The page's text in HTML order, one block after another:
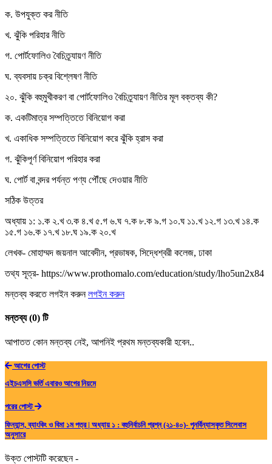
ক. উপযুক্ত কর নীতি
খ. ঝুঁকি পরিহার নীতি
গ. পোর্টফোলিও বৈচিত্র্যায়ণ নীতি
ঘ. ব্যবসায় চক্র বিশ্লেষণ নীতি
২০. ঝুঁকি বহুমুখীকরণ বা পোর্টফোলিও বৈচিত্র্যায়ণ নীতির মূল বক্তব্য কী?
ক. একটিমাত্র সম্পত্তিতে বিনিয়োগ করা
খ. একাধিক সম্পত্তিতে বিনিয়োগ করে ঝুঁকি হ্রাস করা
গ. ঝুঁকিপূর্ণ বিনিয়োগ পরিহার করা
ঘ. পোর্ট বা বন্দর পর্যন্ত পণ্য পৌঁছে দেওয়ার নীতি
সঠিক উত্তর
অধ্যায় ১: ১.ক ২.খ ৩.ক ৪.খ ৫.গ ৬.ঘ ৭.ক ৮.ক ৯.গ ১০.ঘ ১১.খ ১২.গ ১৩.খ ১৪.ক
১৫.গ ১৬.ক ১৭.খ ১৮.ঘ ১৯.ক ২০.খ
লেখক- মোহাম্মদ জয়নাল আবেদীন, প্রভাষক, সিদ্ধেশ্বরী কলেজ, ঢাকা
তথ্য সূত্র- https://www.prothomalo.com/education/study/lho5un2x84
মন্তব্য করতে লগইন করুনলগইন করুন
মন্তব্য (0) টি
আপাতত কোন মন্তব্য নেই, আপনিই প্রথম মন্তব্যকারী হবেন..
আগের পোস্ট
এইচএসসি ভর্তি এবারও আগের নিয়মে
পরের পোস্ট
ফিন্যান্স, ব্যাংকিং ও বিমা ১ম পত্র | অধ্যায় ১ : বহুনির্বাচনি প্রশ্ন (২১-৪০)- পুনর্বিন্যাসকৃত সিলেবাস
অনুসারে
উক্ত পোস্টটি করেছেন -